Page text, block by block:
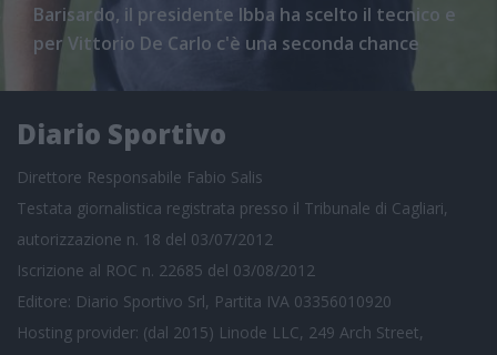
Barisardo, il presidente Ibba ha scelto il tecnico e
per Vittorio De Carlo c'è una seconda chance
Diario Sportivo
Direttore Responsabile Fabio Salis
Testata giornalistica registrata presso il Tribunale di Cagliari,
autorizzazione n. 18 del 03/07/2012
Iscrizione al ROC n. 22685 del 03/08/2012
Editore: Diario Sportivo Srl, Partita IVA 03356010920
Hosting provider: (dal 2015) Linode LLC, 249 Arch Street,